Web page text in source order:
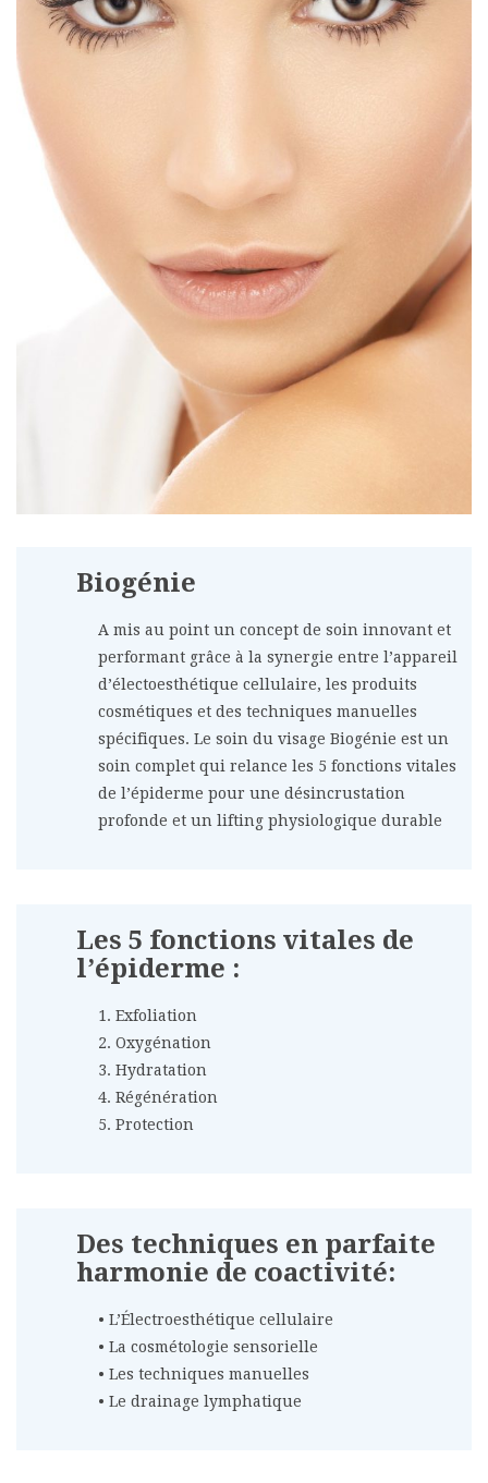
Biogénie
A mis au point un concept de soin innovant et
performant grâce à la synergie entre l’appareil
d’électoesthétique cellulaire, les produits
cosmétiques et des techniques manuelles
spécifiques. Le soin du visage Biogénie est un
soin complet qui relance les 5 fonctions vitales
de l’épiderme pour une désincrustation
profonde et un lifting physiologique durable
Les 5 fonctions vitales de
l’épiderme :
1. Exfoliation
2. Oxygénation
3. Hydratation
4. Régénération
5. Protection
Des techniques en parfaite
harmonie de coactivité:
• L’Électroesthétique cellulaire
• La cosmétologie sensorielle
• Les techniques manuelles
• Le drainage lymphatique